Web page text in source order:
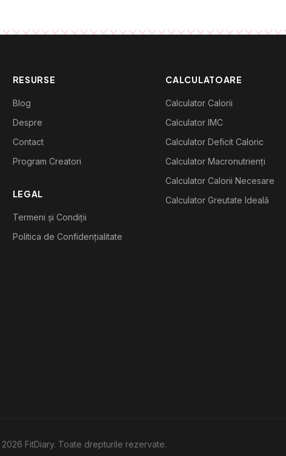
RESURSE
Blog
Despre
Contact
Program Creatori
LEGAL
Termeni și Condiții
Politica de Confidențialitate
CALCULATOARE
Calculator Calorii
Calculator IMC
Calculator Deficit Caloric
Calculator Macronutrienți
Calculator Calorii Necesare
Calculator Greutate Ideală
2026 FitDiary. Toate drepturile rezervate.